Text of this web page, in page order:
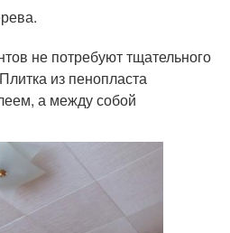
не потребуют тщательного
из пенопласта
а между собой